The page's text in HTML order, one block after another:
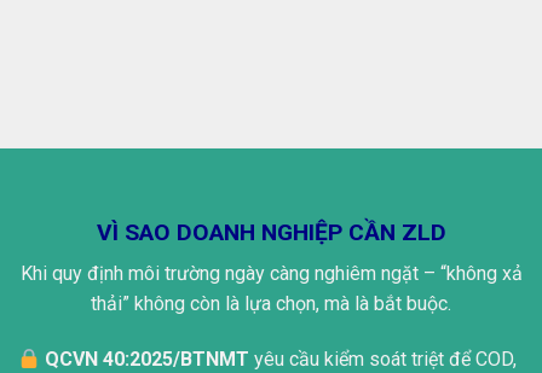
VÌ SAO DOANH NGHIỆP CẦN ZLD
Khi quy định môi trường ngày càng nghiêm ngặt – “không xả
thải” không còn là lựa chọn, mà là bắt buộc.
QCVN 40:2025/BTNMT yêu cầu kiểm soát triệt để COD,